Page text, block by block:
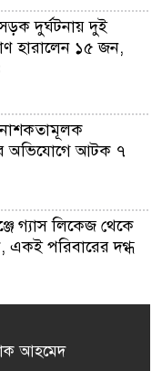
দুর্ঘটনায় দুই
হারালেন ১৫ জন,
নাশকতামূলক
অভিযোগে আটক ৭
গ্যাস লিকেজ থেকে
একই পরিবারের দগ্ধ
আহমেদ